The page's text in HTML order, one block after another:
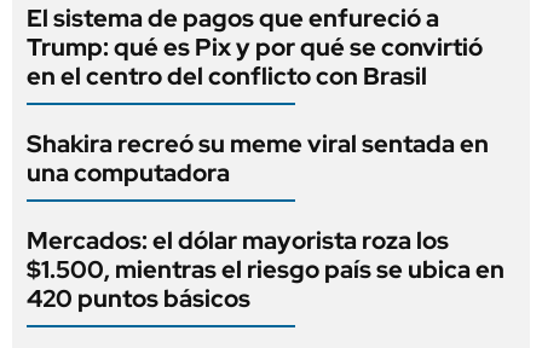
El sistema de pagos que enfureció a
Trump: qué es Pix y por qué se convirtió
en el centro del conflicto con Brasil
Shakira recreó su meme viral sentada en
una computadora
Mercados: el dólar mayorista roza los
$1.500, mientras el riesgo país se ubica en
420 puntos básicos